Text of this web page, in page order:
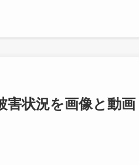
害状況を画像と動画